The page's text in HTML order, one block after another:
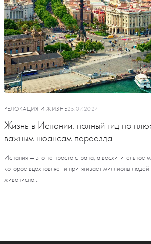
РЕЛОКАЦИЯ И ЖИЗНЬ25.07.2024
Жизнь в Испании: полный гид по
важным нюансам переезда
Испания — это не просто страна, а восхитительное
которое вдохновляет и притягивает миллионы
живописно...